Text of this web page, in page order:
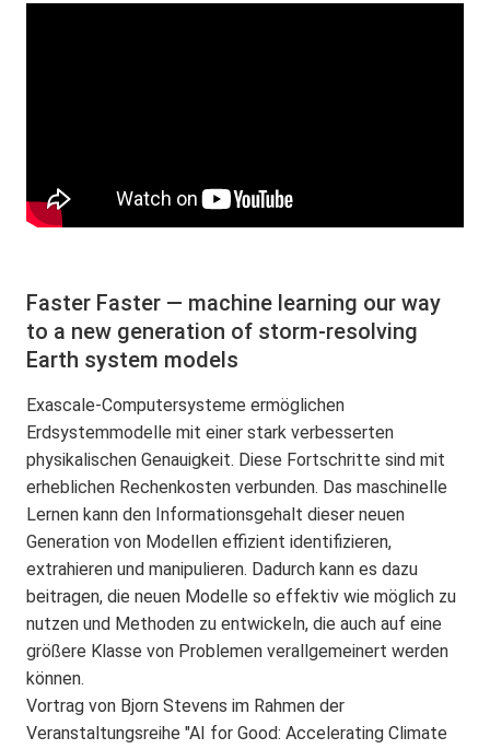
Faster Faster — machine learning our way
to a new generation of storm-resolving
Earth system models
Exascale-Computersysteme ermöglichen
Erdsystemmodelle mit einer stark verbesserten
physikalischen Genauigkeit. Diese Fortschritte sind mit
erheblichen Rechenkosten verbunden. Das maschinelle
Lernen kann den Informationsgehalt dieser neuen
Generation von Modellen effizient identifizieren,
extrahieren und manipulieren. Dadurch kann es dazu
beitragen, die neuen Modelle so effektiv wie möglich zu
nutzen und Methoden zu entwickeln, die auch auf eine
größere Klasse von Problemen verallgemeinert werden
können.
Vortrag von Bjorn Stevens im Rahmen der
Veranstaltungsreihe "AI for Good: Accelerating Climate